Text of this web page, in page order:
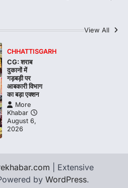
View All
CHHATTISGARH
CG: शराब
दुकानों में
गड़बड़ी पर
आबकारी विभाग
का बड़ा एक्शन
More
Khabar
August 6,
2026
| Extensive
by WordPress.